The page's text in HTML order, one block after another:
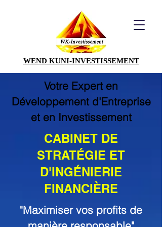
WEND KUNI-INVESTISSEMENT
CABINET DE
STRATÉGIE ET
D'INGÉNIERIE
FINANCIÈRE
"Maximiser vos profits de
Votre Expert en
Développement d'Entreprise
et en Investissement